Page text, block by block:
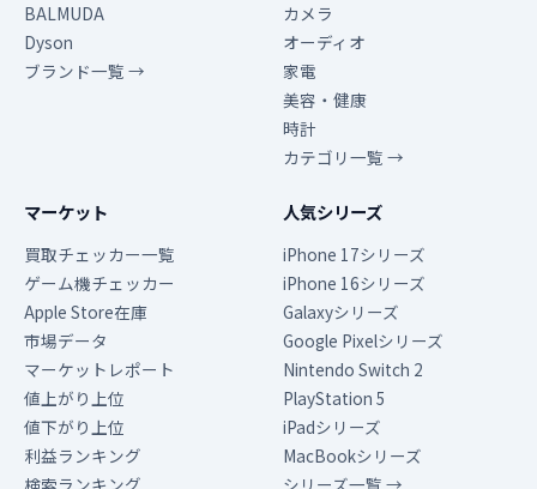
BALMUDA
Dyson
ブランド一覧 →
カメラ
オーディオ
家電
美容・健康
時計
カテゴリ一覧 →
マーケット
買取チェッカー一覧
ゲーム機チェッカー
Apple Store在庫
市場データ
マーケットレポート
値上がり上位
値下がり上位
利益ランキング
検索ランキング
人気シリーズ
iPhone 17シリーズ
iPhone 16シリーズ
Galaxyシリーズ
Google Pixelシリーズ
Nintendo Switch 2
PlayStation 5
iPadシリーズ
MacBookシリーズ
シリーズ一覧 →